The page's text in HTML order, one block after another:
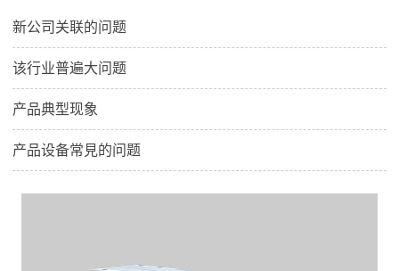
新公司关联的问题
该行业普遍大问题
产品典型现象
产品设备常見的问题